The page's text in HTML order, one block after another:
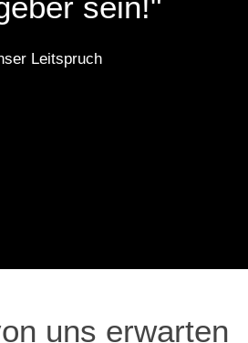
Leitspruch
uns erwarten